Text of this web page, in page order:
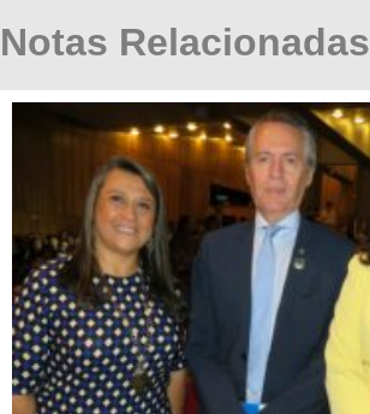
Notas Relacionadas